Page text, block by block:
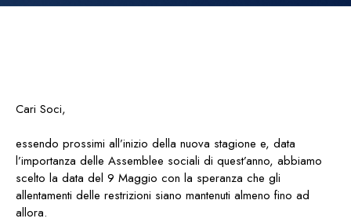
Cari Soci,
essendo prossimi all’inizio della nuova stagione e, data
l’importanza delle Assemblee sociali di quest’anno, abbiamo
scelto la data del 9 Maggio con la speranza che gli
allentamenti delle restrizioni siano mantenuti almeno fino ad
allora.